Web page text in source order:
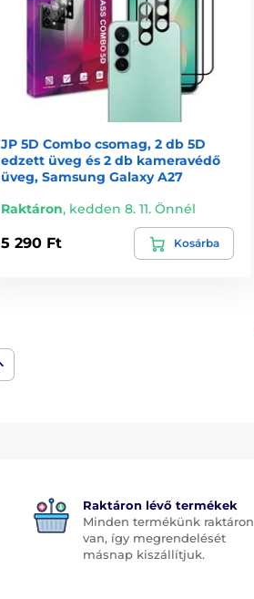
JP 5D Combo csomag, 2 db 5D
edzett üveg és 2 db kameravédő
üveg, Samsung Galaxy A27
Raktáron, kedden 8. 11. Önnél
5 290 Ft Kosárba
Raktáron lévő termékek
Minden termékünk raktáron
van, így megrendelését
másnap kiszállítjuk.